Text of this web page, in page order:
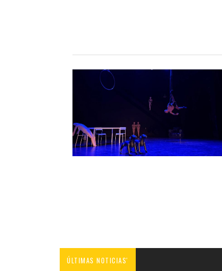
ÚLTIMAS NOTICIAS'